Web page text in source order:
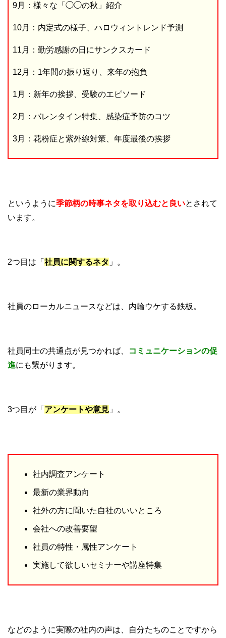
9月：様々な「◯◯の秋」紹介
10月：内定式の様子、ハロウィントレンド予測
11月：勤労感謝の日にサンクスカード
12月：1年間の振り返り、来年の抱負
1月：新年の挨拶、受験のエピソード
2月：バレンタイン特集、感染症予防のコツ
3月：花粉症と紫外線対策、年度最後の挨拶
というように季節柄の時事ネタを取り込むと良いとされて
います。
2つ目は「 社員に関するネタ 」。
社員のローカルニュースなどは、内輪ウケする鉄板。
社員同士の共通点が見つかれば、
コミュニケーションの促
進にも繋がります。
3つ目が「 アンケートや意見 」。
社内調査アンケート
最新の業界動向
社外の方に聞いた自社のいいところ
会社への改善要望
社員の特性・属性アンケート
実施して欲しいセミナーや講座特集
などのように実際の社内の声は、自分たちのことですから